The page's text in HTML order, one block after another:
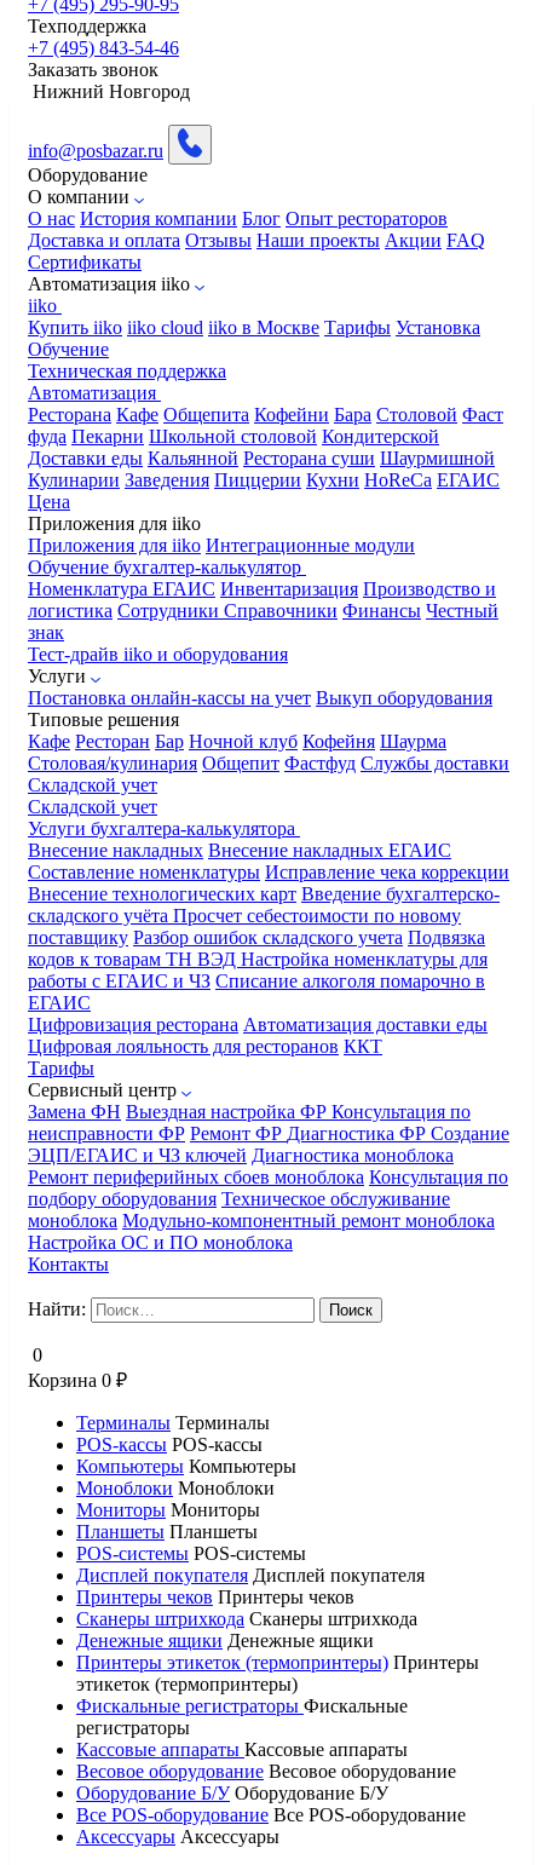
Техподдержка
+7 (495) 843-54-46
Заказать звонок
Нижний Новгород
info@posbazar.ru
Оборудование
О компании
О нас История компании Блог Опыт рестораторов
Доставка и оплата Отзывы Наши проекты Акции FAQ
Сертификаты
Автоматизация iiko
iiko
Купить iiko iiko cloud iiko в Москве Тарифы Установка
Обучение
Техническая поддержка
Автоматизация
Ресторана Кафе Общепита Кофейни Бара Столовой Фаст
фуда Пекарни Школьной столовой Кондитерской
Доставки еды Кальянной Ресторана суши Шаурмишной
Кулинарии Заведения Пиццерии Кухни HoReCa ЕГАИС
Цена
Приложения для iiko
Приложения для iiko Интеграционные модули
Обучение бухгалтер-калькулятор
Номенклатура ЕГАИС Инвентаризация Производство и
логистика Сотрудники Справочники Финансы Честный
знак
Тест-драйв iiko и оборудования
Услуги
Постановка онлайн-кассы на учет Выкуп оборудования
Типовые решения
Кафе Ресторан Бар Ночной клуб Кофейня Шаурма
Столовая/кулинария Общепит Фастфуд Службы доставки
Складской учет
Складской учет
Услуги бухгалтера-калькулятора
Внесение накладных Внесение накладных ЕГАИС
Составление номенклатуры Исправление чека коррекции
Внесение технологических карт Введение бухгалтерско-
складского учёта Просчет себестоимости по новому
поставщику Разбор ошибок складского учета Подвязка
кодов к товарам ТН ВЭД Настройка номенклатуры для
работы с ЕГАИС и ЧЗ Списание алкоголя помарочно в
ЕГАИС
Цифровизация ресторана Автоматизация доставки еды
Цифровая лояльность для ресторанов ККТ
Тарифы
Сервисный центр
Замена ФН Выездная настройка ФР Консультация по
неисправности ФР Ремонт ФР Диагностика ФР Создание
ЭЦП/ЕГАИС и ЧЗ ключей Диагностика моноблока
Ремонт периферийных сбоев моноблока Консультация по
подбору оборудования Техническое обслуживание
моноблока Модульно-компонентный ремонт моноблока
Настройка ОС и ПО моноблока
Контакты
Найти:
0
Корзина 0 ₽
Терминалы Терминалы
POS-кассы POS-кассы
Компьютеры Компьютеры
Моноблоки Моноблоки
Мониторы Мониторы
Планшеты Планшеты
POS-системы POS-системы
Дисплей покупателя Дисплей покупателя
Принтеры чеков Принтеры чеков
Сканеры штрихкода Сканеры штрихкода
Денежные ящики Денежные ящики
Принтеры этикеток (термопринтеры) Принтеры
этикеток (термопринтеры)
Фискальные регистраторы Фискальные
регистраторы
Кассовые аппараты Кассовые аппараты
Весовое оборудование Весовое оборудование
Оборудование Б/У Оборудование Б/У
Все POS-оборудование Все POS-оборудование
Аксессуары Аксессуары